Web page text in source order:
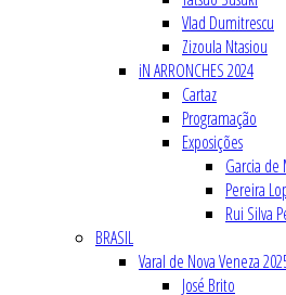
Vlad Dumitrescu
Zizoula Ntasiou
iN ARRONCHES 2024
Cartaz
Programação
Exposições
Garcia de
Pereira
Rui Silva
BRASIL
Varal de Nova Veneza
José Brito